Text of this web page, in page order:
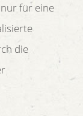
für eine
die